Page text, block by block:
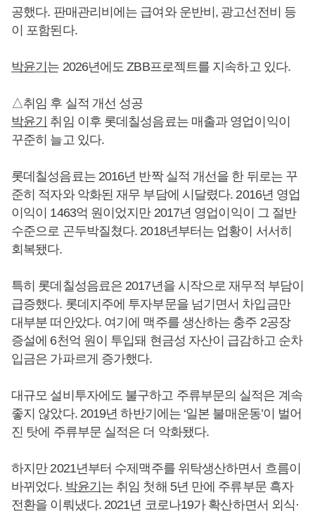
공했다. 판매관리비에는 급여와 운반비, 광고선전비 등
이 포함된다.
박윤기는 2026년에도 ZBB프로젝트를 지속하고 있다.
△취임 후 실적 개선 성공
박윤기 취임 이후 롯데칠성음료는 매출과 영업이익이
꾸준히 늘고 있다.
롯데칠성음료는 2016년 반짝 실적 개선을 한 뒤로는 꾸
준히 적자와 악화된 재무 부담에 시달렸다. 2016년 영업
이익이 1463억 원이었지만 2017년 영업이익이 그 절반
수준으로 곤두박질쳤다. 2018년부터는 업황이 서서히
회복됐다.
특히 롯데칠성음료은 2017년을 시작으로 재무적 부담이
급증했다. 롯데지주에 투자부문을 넘기면서 차입금만
대부분 떠안았다. 여기에 맥주를 생산하는 충주 2공장
증설에 6천억 원이 투입돼 현금성 자산이 급감하고 순차
입금은 가파르게 증가했다.
대규모 설비투자에도 불구하고 주류부문의 실적은 계속
좋지 않았다. 2019년 하반기에는 ‘일본 불매운동’이 벌어
진 탓에 주류부문 실적은 더 악화됐다.
하지만 2021년부터 수제맥주를 위탁생산하면서 흐름이
바뀌었다. 박윤기는 취임 첫해 5년 만에 주류부문 흑자
전환을 이뤄냈다. 2021년 코로나19가 확산하면서 외식·